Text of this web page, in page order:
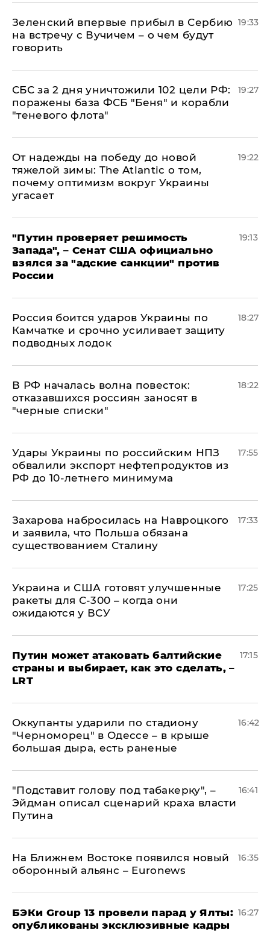
Зеленский впервые прибыл в Сербию
на встречу с Вучичем – о чем будут
говорить
19:33
СБС за 2 дня уничтожили 102 цели РФ:
поражены база ФСБ "Беня" и корабли
"теневого флота"
19:27
От надежды на победу до новой
тяжелой зимы: The Atlantic о том,
почему оптимизм вокруг Украины
угасает
19:22
"Путин проверяет решимость
Запада", – Сенат США официально
взялся за "адские санкции" против
России
19:13
Россия боится ударов Украины по
Камчатке и срочно усиливает защиту
подводных лодок
18:27
​В РФ началась волна повесток:
отказавшихся россиян заносят в
"черные списки"
18:22
Удары Украины по российским НПЗ
обвалили экспорт нефтепродуктов из
РФ до 10-летнего минимума
17:55
​Захарова набросилась на Навроцкого
и заявила, что Польша обязана
существованием Сталину
17:33
Украина и США готовят улучшенные
ракеты для С-300 – когда они
ожидаются у ВСУ
17:25
Путин может атаковать балтийские
страны и выбирает, как это сделать, –
LRT
17:15
Оккупанты ударили по стадиону
"Черноморец" в Одессе – в крыше
большая дыра, есть раненые
16:42
​"Подставит голову под табакерку", –
Эйдман описал сценарий краха власти
Путина
16:41
На Ближнем Востоке появился новый
оборонный альянс – Euronews
16:35
​БЭКи Group 13 провели парад у Ялты:
опубликованы эксклюзивные кадры
16:27